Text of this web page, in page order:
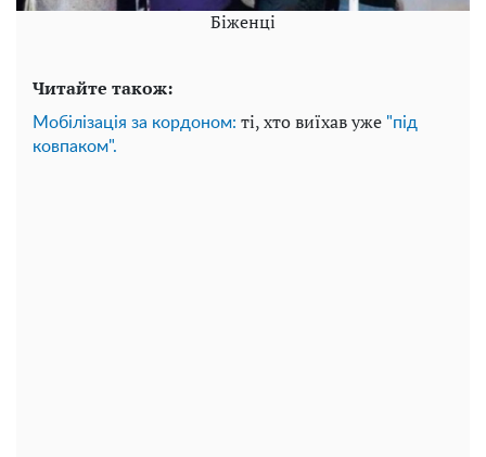
Біженці
Читайте також:
Мобілізація за кордоном: ті, хто виїхав уже "під
ковпаком".